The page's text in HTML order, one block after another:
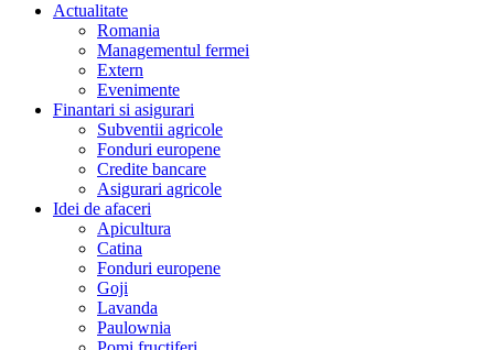
Actualitate
Romania
Managementul fermei
Extern
Evenimente
Finantari si asigurari
Subventii agricole
Fonduri europene
Credite bancare
Asigurari agricole
Idei de afaceri
Apicultura
Catina
Fonduri europene
Goji
Lavanda
Paulownia